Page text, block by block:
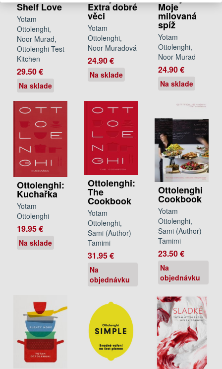
Shelf Love
Yotam
Ottolenghi,
Noor Murad,
Ottolenghi Test
Kitchen
29.50 €
Na sklade
Extra dobré
věci
Yotam
Ottolenghi,
Noor Muradová
24.90 €
Na sklade
Moje
milovaná
spíž
Yotam
Ottolenghi,
Noor Murad
24.90 €
Na sklade
Ottolenghi:
Kuchařka
Yotam
Ottolenghi
19.95 €
Na sklade
Ottolenghi:
The
Cookbook
Yotam
Ottolenghi,
Sami (Author)
Tamimi
31.95 €
Na
objednávku
Ottolenghi
Cookbook
Yotam
Ottolenghi,
Sami (Author)
Tamimi
23.50 €
Na
objednávku